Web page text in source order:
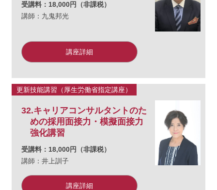
受講料：18,000円（非課税）
講師：九鬼邦光
講座詳細
更新技能講習（厚生労働省指定講座）
32.キャリアコンサルタントのた
めの採用面接力・模擬面接力
強化講習
受講料：18,000円（非課税）
講師：井上訓子
講座詳細